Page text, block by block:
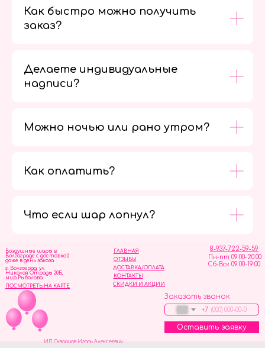
Как быстро можно получить
заказ?
Делаете индивидуальные
надписи?
Можно ночью или рано утром?
Как оплатить?
Что если шар лопнул?
ОТЗЫВЫ
ГЛАВНАЯ
ДОСТАВКА/ОПЛАТА
СКИДКИ И АКЦИИ
КОНТАКТЫ
8-937-722-59-59
Пн-пт 09:00-20:00
Сб-Вск 09:00-19:00
Воздушные шары в
Волгограде с доставкой
даже в день заказа
Заказать звонок
+7
Оставить заявку
г. Волгоград, ул.
Николая Отрады 20Б,
мир Рыболова
ПОСМОТРЕТЬ НА КАРТЕ
ИП Скворцов Игорь Алексеевич